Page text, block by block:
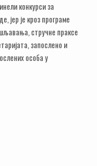
конкурси за
јер је кроз програме
стручне праксе
запослено и
особа у